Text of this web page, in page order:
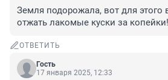
Земля подорожала, вот для этого
отжать лакомые куски за копейки!
ОТВЕТИТЬ
Гость
17 января 2025, 12:33